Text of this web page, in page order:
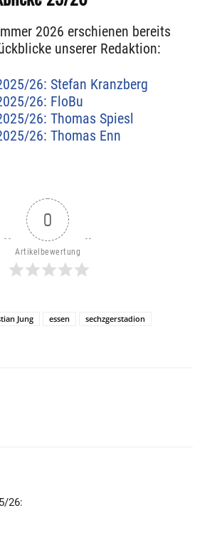
2026 erschienen bereits
unserer Redaktion:
26: Stefan Kranzberg
26: FloBu
26: Thomas Spiesl
26: Thomas Enn
0
Artikelbewertung
Jung essen
sechzgerstadion
26: